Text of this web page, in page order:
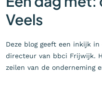
Veels
Deze blog geeft een inkijk in
directeur van bbci Frijwijk.
zeilen van de onderneming